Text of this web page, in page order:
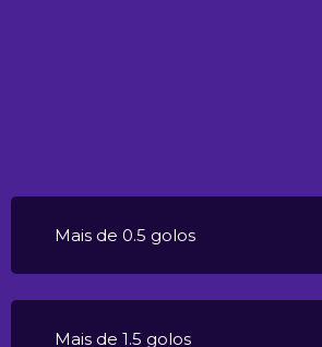
Mais de 0.5 golos
Mais de 1.5 golos